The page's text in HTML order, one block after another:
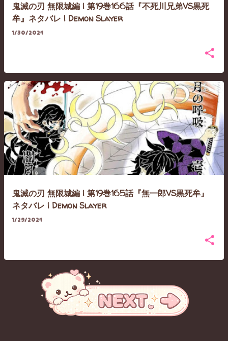
鬼滅の刃 無限城編 | 第19巻166話『不死川兄弟VS黒死
牟』ネタバレ | Demon Slayer
1/30/2024
鬼滅の刃 無限城編 | 第19巻165話『無一郎VS黒死牟』
ネタバレ | Demon Slayer
1/29/2024